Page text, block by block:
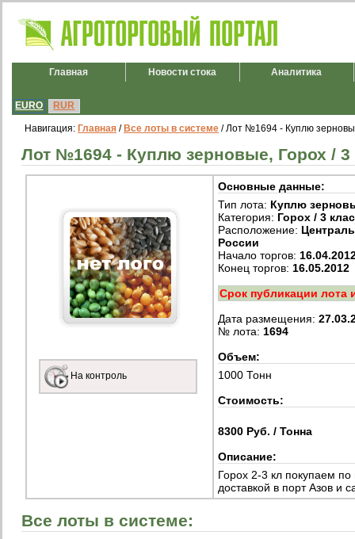
Главная Новости стока Аналитика
EURO RUR
Навигация: Главная / Все лоты в системе / Лот №1694 - Куплю
Лот №1694 - Куплю зерновые, Горох / 3
На контроль
Основные данные:
Тип лота: Куплю
Категория: Горох / 3
Расположение:
России
Начало торгов:
Конец торгов: 16.05.2012
Срок публикации лота
Дата размещения:
№ лота: 1694
Объем:
1000 Тонн
Стоимость:
8300 Руб. / Тонна
Описание:
Горох 2-3 кл покупаем
доставкой в порт Азов
Все лоты в системе: